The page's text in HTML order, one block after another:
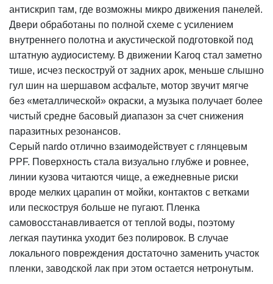
антискрип там, где возможны микро движения панелей.
Двери обработаны по полной схеме с усилением
внутреннего полотна и акустической подготовкой под
штатную аудиосистему. В движении Karoq стал заметно
тише, исчез пескоструй от задних арок, меньше слышно
гул шин на шершавом асфальте, мотор звучит мягче
без «металлической» окраски, а музыка получает более
чистый средне басовый диапазон за счет снижения
паразитных резонансов.
Серый nardo отлично взаимодействует с глянцевым
PPF. Поверхность стала визуально глубже и ровнее,
линии кузова читаются чище, а ежедневные риски
вроде мелких царапин от мойки, контактов с ветками
или пескоструя больше не пугают. Пленка
самовосстанавливается от теплой воды, поэтому
легкая паутинка уходит без полировок. В случае
локального повреждения достаточно заменить участок
пленки, заводской лак при этом остается нетронутым.